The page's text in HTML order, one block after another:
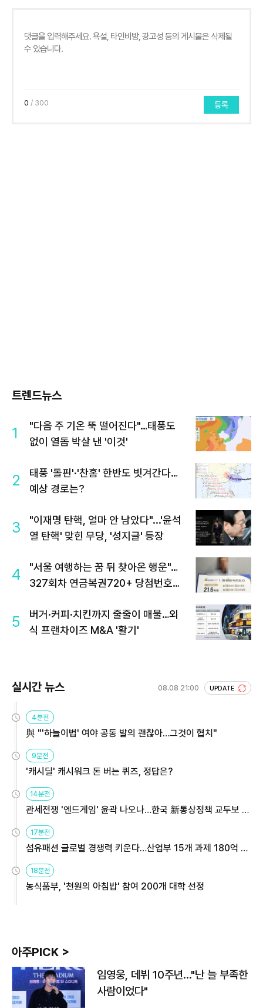
0 / 300 등록
트렌드뉴스
1
"다음 주 기온 뚝 떨어진다"…태풍도
없이 열돔 박살 낸 '이것'
2
태풍 '돌핀'·'찬홈' 한반도 빗겨간다…
예상 경로는?
3
"이재명 탄핵, 얼마 안 남았다"...'윤석
열 탄핵' 맞힌 무당, '성지글' 등장
4
"서울 여행하는 꿈 뒤 찾아온 행운"…
327회차 연금복권720+ 당첨번호조
5
버거·커피·치킨까지 줄줄이 매물…외
식 프랜차이즈 M&A '활기'
실시간 뉴스 08.08 21:00 UPDATE
4분전
與 "'하늘이법' 여야 공동 발의 괜찮아…그것이 협치"
9분전
'캐시딜' 캐시워크 돈 버는 퀴즈, 정답은?
14분전
관세전쟁 '엔드게임' 윤곽 나오나…한국 新통상정책 교두보 활
용해야
17분전
섬유패션 글로벌 경쟁력 키운다…산업부 15개 과제 180억 지
원
18분전
농식품부, '천원의 아침밥' 참여 200개 대학 선정
아주PICK >
임영웅, 데뷔 10주년…"난 늘 부족한
사람이었다"